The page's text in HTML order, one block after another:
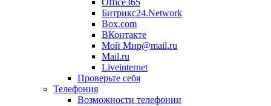
Office365
Битрикс24.Network
Box.com
ВКонтакте
Мой Мир@mail.ru
Mail.ru
Liveinternet
Проверьте себя
Телефония
Возможности телефонии